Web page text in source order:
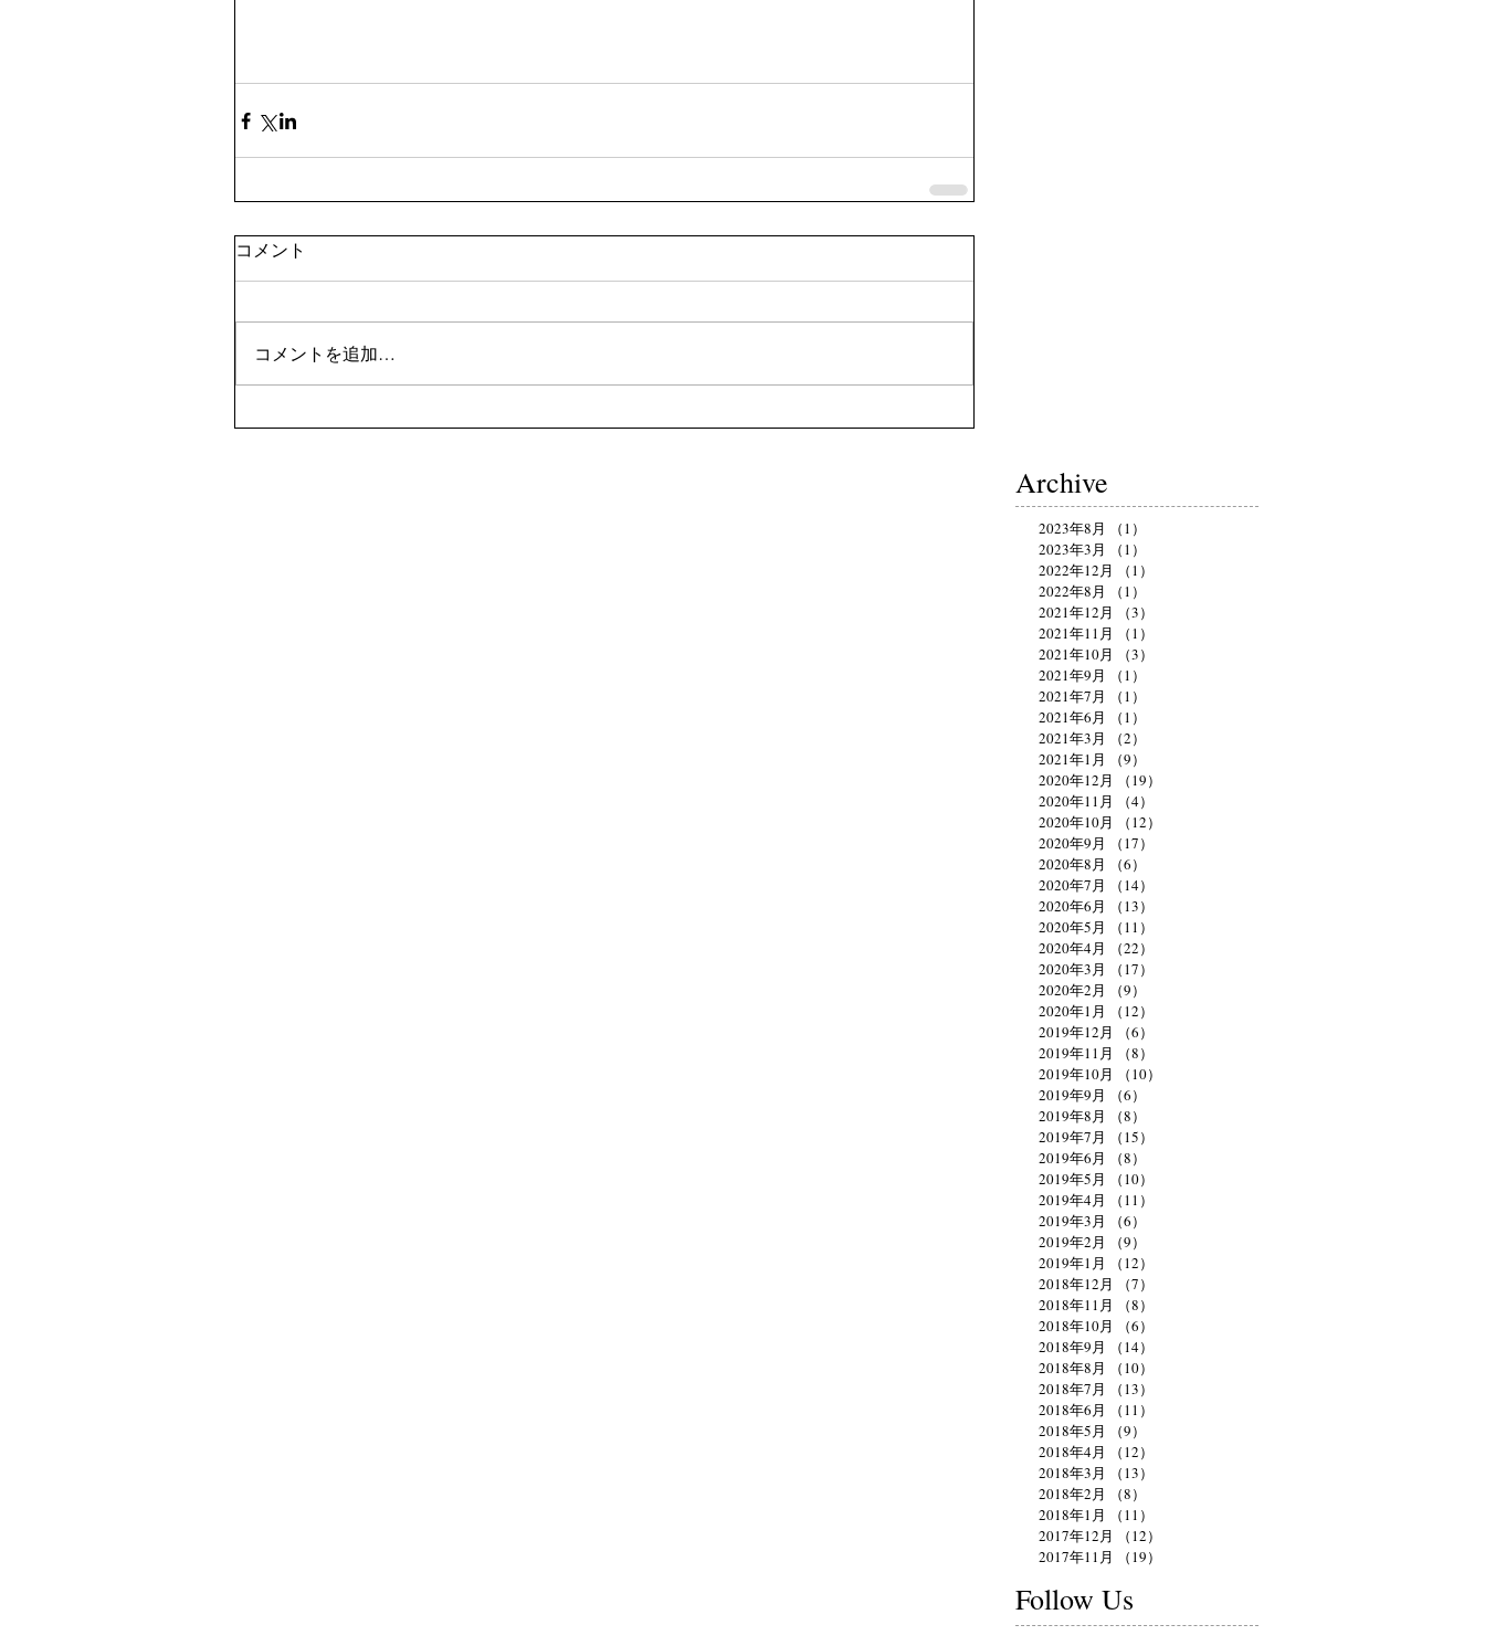
コメント
コメントを追加…
Archive
2023年8月 （1）
2023年3月
（1）
2022年12月
（1）
2022年8月
（1）
2021年12月
（3）
2021年11月
（1）
2021年10月
（3）
2021年9月
（1）
2021年7月
（1）
2021年6月
（1）
2021年3月
（2）
2021年1月
（9）
2020年12月
（19）
2020年11月
（4）
2020年10月
（12）
2020年9月
（17）
2020年8月
（6）
2020年7月
（14）
2020年6月
（13）
2020年5月
（11）
2020年4月
（22）
2020年3月
（17）
2020年2月
（9）
2020年1月
（12）
2019年12月
（6）
2019年11月
（8）
2019年10月
（10）
2019年9月
（6）
2019年8月
（8）
2019年7月
（15）
2019年6月
（8）
2019年5月
（10）
2019年4月
（11）
2019年3月
（6）
2019年2月
（9）
2019年1月
（12）
2018年12月
（7）
2018年11月
（8）
2018年10月
（6）
2018年9月
（14）
2018年8月
（10）
2018年7月
（13）
2018年6月
（11）
2018年5月
（9）
2018年4月
（12）
2018年3月
（13）
2018年2月
（8）
2018年1月
（11）
2017年12月
（12）
2017年11月
（19）
Follow Us